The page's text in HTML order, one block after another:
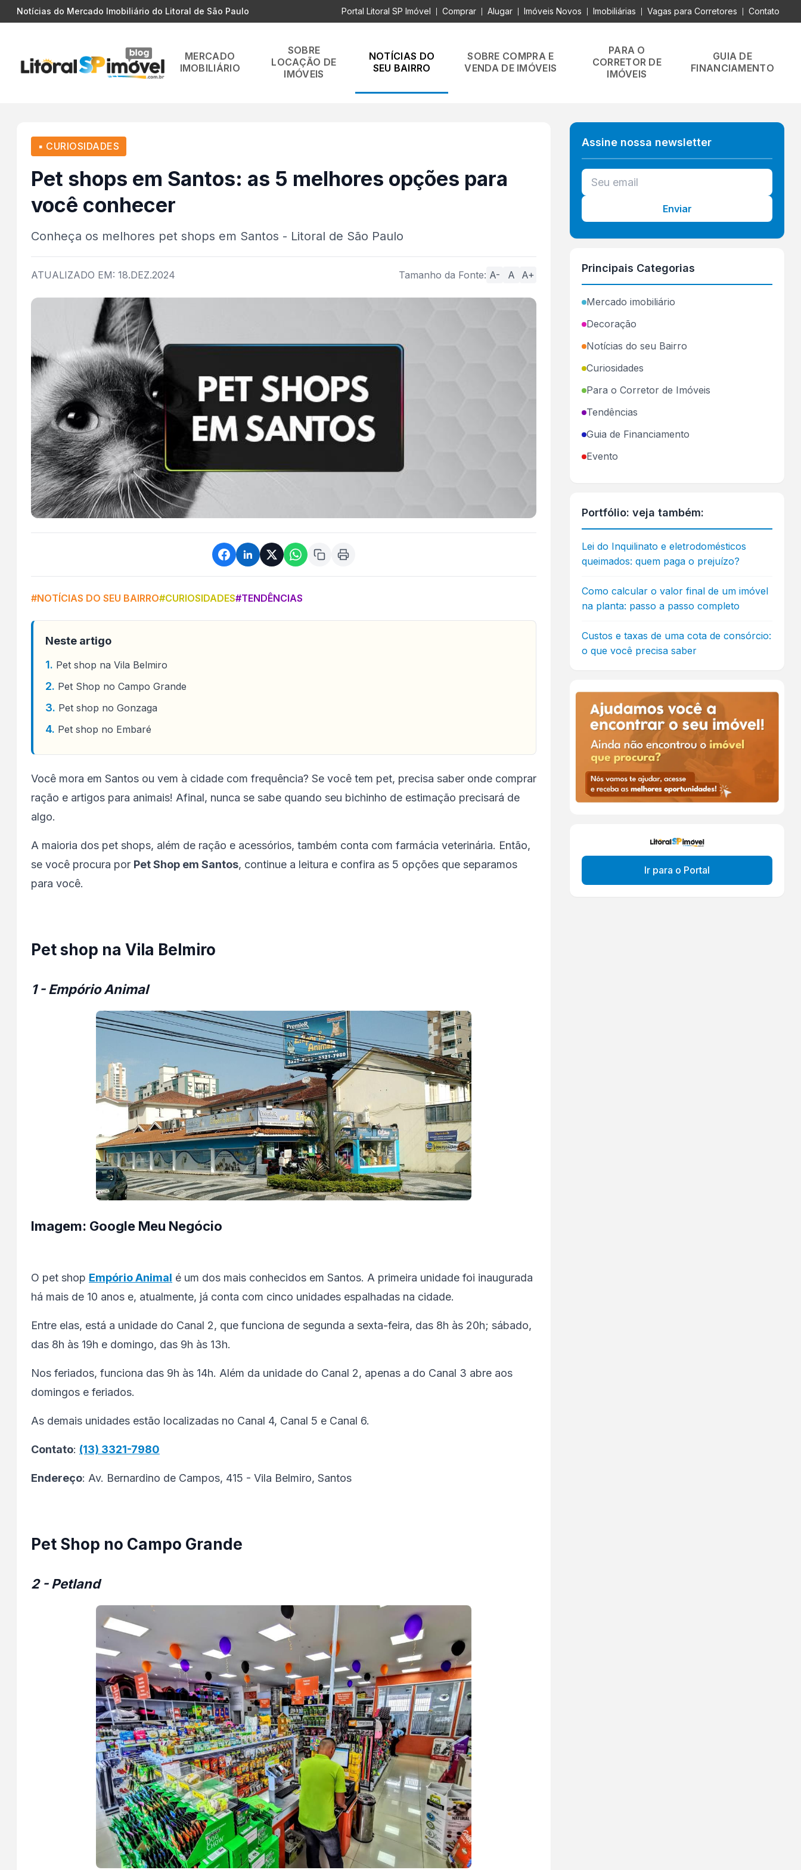
Notícias do Mercado Imobiliário do Litoral de São Paulo Portal Litoral SP Imóvel Comprar Alugar Imóveis Novos Imobiliárias Vagas para Corretores Contato
MERCADO
IMOBILIÁRIO
SOBRE
LOCAÇÃO DE
IMÓVEIS
NOTÍCIAS DO
SEU BAIRRO
SOBRE COMPRA E
VENDA DE IMÓVEIS
PARA O
CORRETOR DE
IMÓVEIS
GUIA DE
FINANCIAMENTO
▪ CURIOSIDADES
Pet shops em Santos: as 5 melhores opções para
você conhecer
Conheça os melhores pet shops em Santos - Litoral de São Paulo
ATUALIZADO EM: 18.DEZ.2024 Tamanho da Fonte: A- A A+
#NOTÍCIAS DO SEU BAIRRO#CURIOSIDADES#TENDÊNCIAS
Neste artigo
Pet shop na Vila Belmiro
Pet Shop no Campo Grande
Pet shop no Gonzaga
Pet shop no Embaré
Você mora em Santos ou vem à cidade com frequência? Se você tem pet, precisa saber onde comprar
ração e artigos para animais! Afinal, nunca se sabe quando seu bichinho de estimação precisará de
algo.
A maioria dos pet shops, além de ração e acessórios, também conta com farmácia veterinária. Então,
se você procura por Pet Shop em Santos, continue a leitura e confira as 5 opções que separamos
para você.
Pet shop na Vila Belmiro
1 - Empório Animal
Imagem: Google Meu Negócio
O pet shop Empório Animal é um dos mais conhecidos em Santos. A primeira unidade foi inaugurada
há mais de 10 anos e, atualmente, já conta com cinco unidades espalhadas na cidade.
Entre elas, está a unidade do Canal 2, que funciona de segunda a sexta-feira, das 8h às 20h; sábado,
das 8h às 19h e domingo, das 9h às 13h.
Nos feriados, funciona das 9h às 14h. Além da unidade do Canal 2, apenas a do Canal 3 abre aos
domingos e feriados.
As demais unidades estão localizadas no Canal 4, Canal 5 e Canal 6.
Contato: (13) 3321-7980
Endereço: Av. Bernardino de Campos, 415 - Vila Belmiro, Santos
Pet Shop no Campo Grande
2 - Petland
Assine nossa newsletter
Enviar
Principais Categorias
Mercado imobiliário
Decoração
Notícias do seu Bairro
Curiosidades
Para o Corretor de Imóveis
Tendências
Guia de Financiamento
Evento
Portfólio: veja também:
Lei do Inquilinato e eletrodomésticos
queimados: quem paga o prejuízo?
Como calcular o valor final de um imóvel
na planta: passo a passo completo
Custos e taxas de uma cota de consórcio:
o que você precisa saber
Ir para o Portal